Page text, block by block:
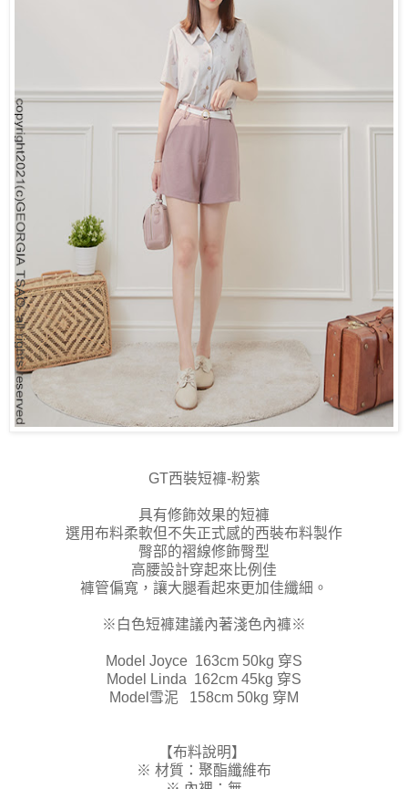
GT西裝短褲-粉紫
具有修飾效果的短褲
選用布料柔軟但不失正式感的西裝布料製作
臀部的褶線修飾臀型
高腰設計穿起來比例佳
褲管偏寬，讓大腿看起來更加佳纖細。
※白色短褲建議內著淺色內褲※
Model Joyce 163cm 50kg 穿S
Model Linda 162cm 45kg 穿S
Model雪泥 158cm 50kg 穿M
【布料說明】
※ 材質：聚酯纖維布